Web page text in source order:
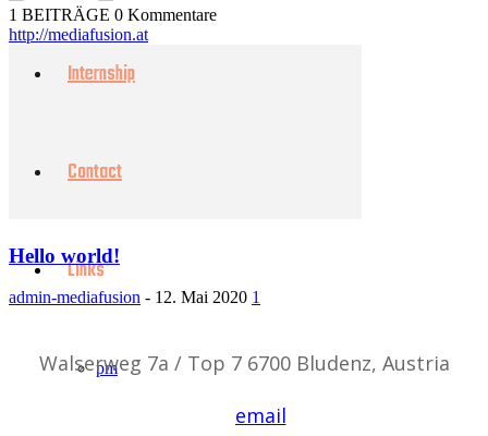
Internship
Contact
Links
pm
1 BEITRÄGE 0 Kommentare
http://mediafusion.at
Hello world!
admin-mediafusion - 12. Mai 2020 1
Walserweg 7a / Top 7 6700 Bludenz, Austria
email